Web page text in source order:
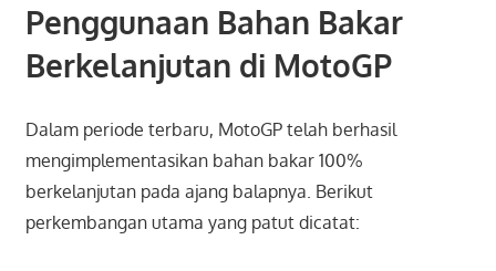
Penggunaan Bahan Bakar
Berkelanjutan di MotoGP
Dalam periode terbaru, MotoGP telah berhasil
mengimplementasikan bahan bakar 100%
berkelanjutan pada ajang balapnya. Berikut
perkembangan utama yang patut dicatat: